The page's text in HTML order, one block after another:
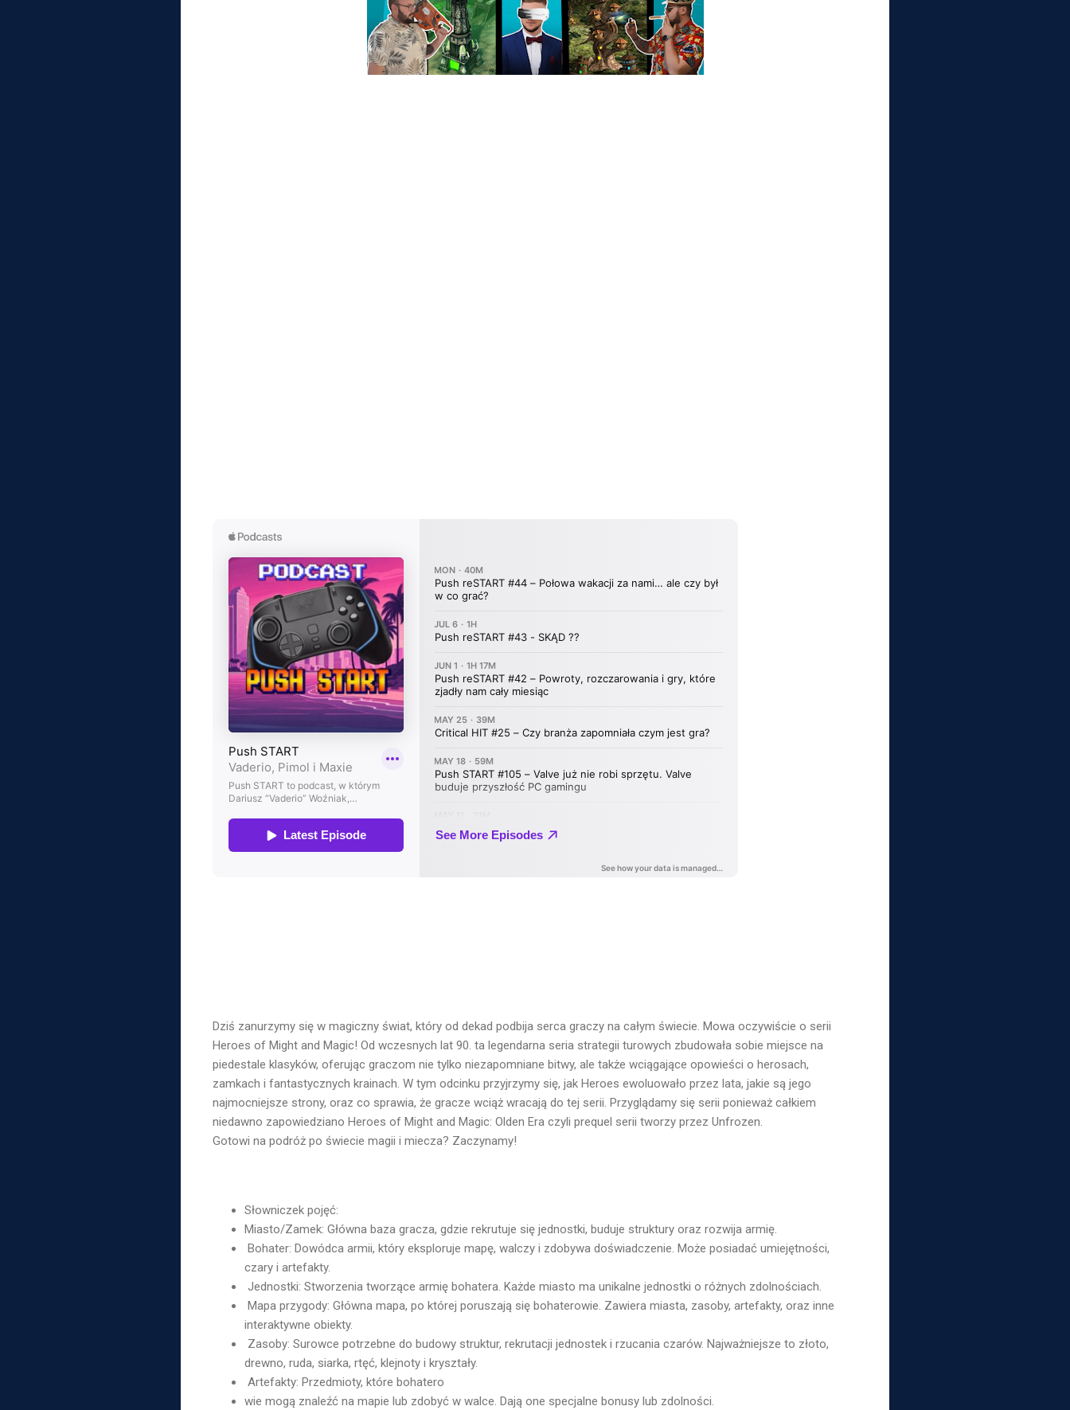
Dziś zanurzymy się w magiczny świat, który od dekad podbija serca graczy na całym świecie. Mowa oczywiście o serii
Heroes of Might and Magic! Od wczesnych lat 90. ta legendarna seria strategii turowych zbudowała sobie miejsce na
piedestale klasyków, oferując graczom nie tylko niezapomniane bitwy, ale także wciągające opowieści o herosach,
zamkach i fantastycznych krainach. W tym odcinku przyjrzymy się, jak Heroes ewoluowało przez lata, jakie są jego
najmocniejsze strony, oraz co sprawia, że gracze wciąż wracają do tej serii. Przyglądamy się serii ponieważ całkiem
niedawno zapowiedziano Heroes of Might and Magic: Olden Era czyli prequel serii tworzy przez Unfrozen.
Gotowi na podróż po świecie magii i miecza? Zaczynamy!
Słowniczek pojęć:
Miasto/Zamek: Główna baza gracza, gdzie rekrutuje się jednostki, buduje struktury oraz rozwija armię.
Bohater: Dowódca armii, który eksploruje mapę, walczy i zdobywa doświadczenie. Może posiadać umiejętności,
czary i artefakty.
Jednostki: Stworzenia tworzące armię bohatera. Każde miasto ma unikalne jednostki o różnych zdolnościach.
Mapa przygody: Główna mapa, po której poruszają się bohaterowie. Zawiera miasta, zasoby, artefakty, oraz inne
interaktywne obiekty.
Zasoby: Surowce potrzebne do budowy struktur, rekrutacji jednostek i rzucania czarów. Najważniejsze to złoto,
drewno, ruda, siarka, rtęć, klejnoty i kryształy.
Artefakty: Przedmioty, które bohatero
wie mogą znaleźć na mapie lub zdobyć w walce. Dają one specjalne bonusy lub zdolności.